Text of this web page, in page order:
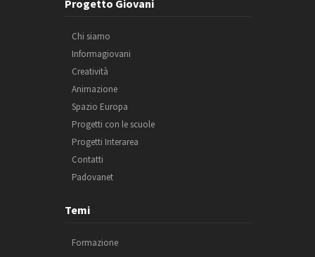
Progetto Giovani
Chi siamo
Informagiovani
Creatività
Animazione
Spazio Europa
Progetti con le scuole
Progetti Interarea
Contatti
Padovanet
Temi
Formazione